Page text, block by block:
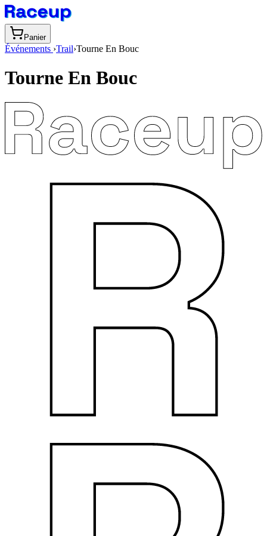
Panier
Événements ›Trail›Tourne En Bouc
Tourne En Bouc